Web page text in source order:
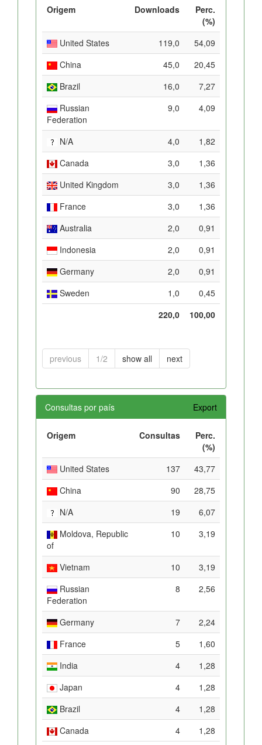
Origem Downloads
Perc.
(%)
United States
119,0
54,09
China
45,0
20,45
Brazil
16,0
7,27
Russian
Federation
9,0 4,09
N/A 4,0
1,82
Canada
3,0
1,36
United Kingdom
3,0
1,36
France
3,0
1,36
Australia
2,0
0,91
Indonesia
2,0
0,91
Germany
2,0
0,91
Sweden
1,0
0,45
220,0
100,00
previous 1/2 show all next
Consultas por país Export
Origem Consultas
Perc.
(%)
United States
137
43,77
China
90
28,75
N/A
19
6,07
Moldova, Republic
of
10 3,19
Vietnam 10
3,19
Russian
Federation
8 2,56
Germany 7
2,24
France
5
1,60
India
4
1,28
Japan
4
1,28
Brazil
4
1,28
Canada
4
1,28